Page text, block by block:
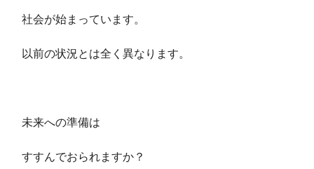
社会が始まっています。
以前の状況とは全く異なります。
未来への準備は
すすんでおられますか？